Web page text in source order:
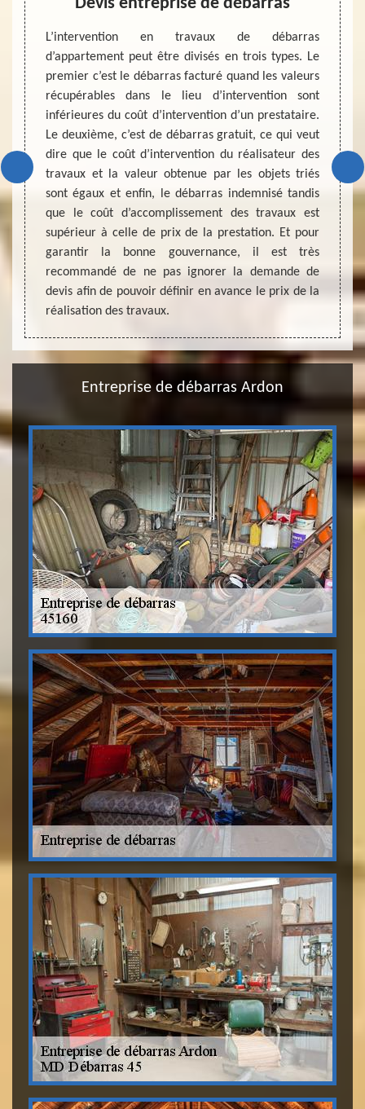
la
l’air.
du
les
eux
et
de
en
de
L’intervention en travaux de débarras
d’appartement peut être divisés en trois types. Le
premier c’est le débarras facturé quand les valeurs
récupérables dans le lieu d’intervention sont
inférieures du coût d’intervention d’un prestataire.
Le deuxième, c’est de débarras gratuit, ce qui veut
dire que le coût d’intervention du réalisateur des
travaux et la valeur obtenue par les objets triés
sont égaux et enfin, le débarras indemnisé tandis
que le coût d’accomplissement des travaux est
supérieur à celle de prix de la prestation. Et pour
garantir la bonne gouvernance, il est très
recommandé de ne pas ignorer la demande de
devis afin de pouvoir définir en avance le prix de la
réalisation des travaux.
Avez
Vous
vous
frais
dans
Entreprise de débarras Ardon